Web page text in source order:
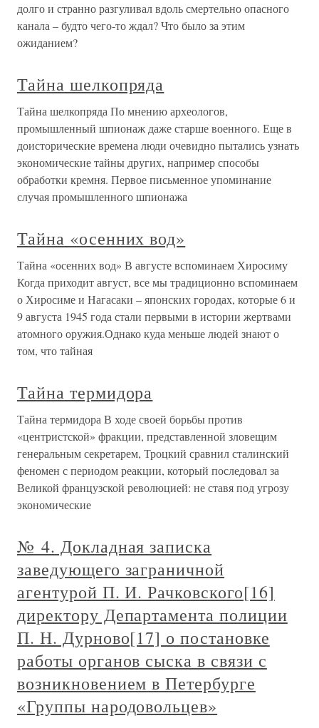
долго и странно разгуливал вдоль смертельно опасного
канала – будто чего-то ждал? Что было за этим
ожиданием?
Тайна шелкопряда
Тайна шелкопряда По мнению археологов,
промышленный шпионаж даже старше военного. Еще в
доисторические времена люди очевидно пытались узнать
экономические тайны других, например способы
обработки кремня. Первое письменное упоминание
случая промышленного шпионажа
Тайна «осенних вод»
Тайна «осенних вод» В августе вспоминаем Хиросиму
Когда приходит август, все мы традиционно вспоминаем
о Хиросиме и Нагасаки – японских городах, которые 6 и
9 августа 1945 года стали первыми в истории жертвами
атомного оружия.Однако куда меньше людей знают о
том, что тайная
Тайна термидора
Тайна термидора В ходе своей борьбы против
«центристской» фракции, представленной зловещим
генеральным секретарем, Троцкий сравнил сталинский
феномен с периодом реакции, который последовал за
Великой французской революцией: не ставя под угрозу
экономические
№ 4. Докладная записка
заведующего заграничной
агентурой П. И. Рачковского[16]
директору Департамента полиции
П. Н. Дурново[17] о постановке
работы органов сыска в связи с
возникновением в Петербурге
«Группы народовольцев»